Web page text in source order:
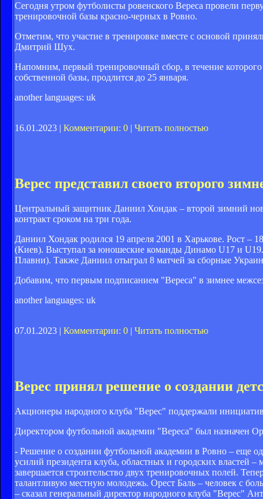
Сегодня утром футболисты ровенского Вереса провели
тренировочной базы красно-черных в Ровно.
Отметим, что участие в тренировке вместе с основой
Дмитрий Шух.
Напомним, первый тренировочный сбор, в течение которого
собственной базы, продлится до 25 января.
another languages: uk
16.01.2023 | Комментарии: 0 | Читать полностью
Верес представил своего второго
Центральный защитник Даниил Хондак – второй зимний
контракт сроком на три года.
Даниил Хондак родился 19 апреля 2001 в Харькове. Рост
(Киев). Выступал за юношеские команды Динамо U17 и
Плавни). Также Даниил отыграл 8 матчей за сборные
Добавим, что первым подписанием "Вереса" в зимнее
another languages: uk
07.01.2023 | Комментарии: 0 | Читать полностью
Верес принял решение о создании
Акционеры народного клуба "Верес" поддержали
Директором футбольной академии "Вереса" был назначен
- Решение о создании футбольной академии в Ровно – еще
усилий президента клуба, областных и городских
завершается строительство двух тренировочных полей.
талантливую местную молодежь. Орест Баль – человек с
– сказал генеральный директор народного клуба "Верес"